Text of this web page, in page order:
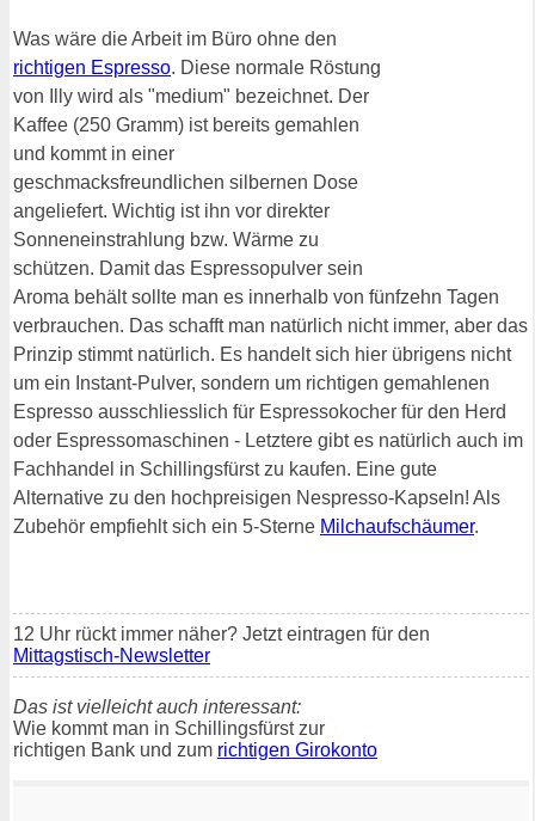
Was wäre die Arbeit im Büro ohne den
richtigen Espresso. Diese normale Röstung
von Illy wird als "medium" bezeichnet. Der
Kaffee (250 Gramm) ist bereits gemahlen
und kommt in einer
geschmacksfreundlichen silbernen Dose
angeliefert. Wichtig ist ihn vor direkter
Sonneneinstrahlung bzw. Wärme zu
schützen. Damit das Espressopulver sein
Aroma behält sollte man es innerhalb von fünfzehn Tagen
verbrauchen. Das schafft man natürlich nicht immer, aber das
Prinzip stimmt natürlich. Es handelt sich hier übrigens nicht
um ein Instant-Pulver, sondern um richtigen gemahlenen
Espresso ausschliesslich für Espressokocher für den Herd
oder Espressomaschinen - Letztere gibt es natürlich auch im
Fachhandel in Schillingsfürst zu kaufen. Eine gute
Alternative zu den hochpreisigen Nespresso-Kapseln! Als
Zubehör empfiehlt sich ein 5-Sterne Milchaufschäumer.
12 Uhr rückt immer näher? Jetzt eintragen für den
Mittagstisch-Newsletter
Das ist vielleicht auch interessant:
Wie kommt man in Schillingsfürst zur
richtigen Bank und zum richtigen Girokonto